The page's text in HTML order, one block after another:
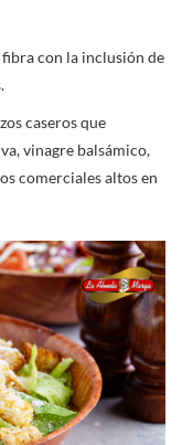
con la inclusión de
caseros que
vinagre balsámico,
comerciales altos en